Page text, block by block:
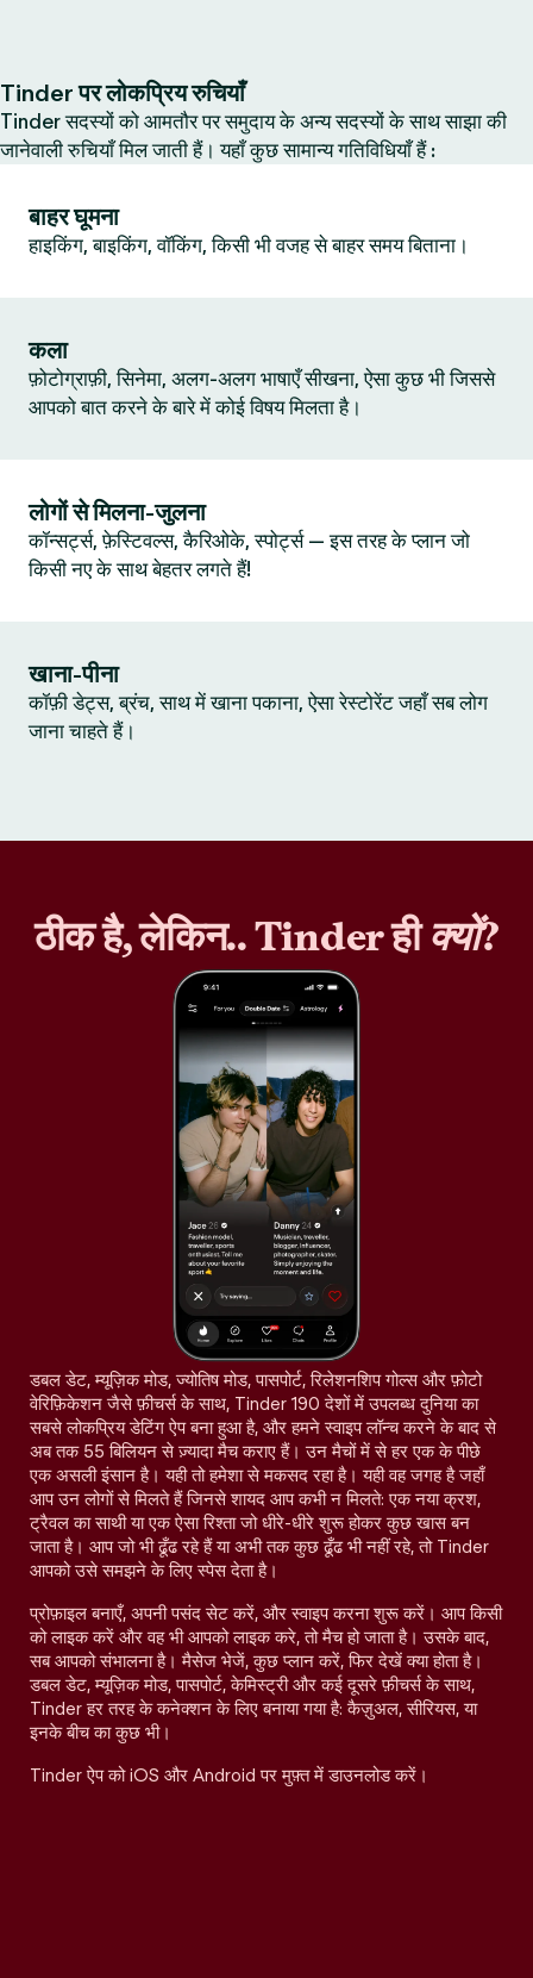
Tinder पर लोकप्रिय रुचियाँ
Tinder सदस्यों को आमतौर पर समुदाय के अन्य सदस्यों के साथ साझा की
जानेवाली रुचियाँ मिल जाती हैं। यहाँ कुछ सामान्य गतिविधियाँ हैं :
बाहर घूमना
हाइकिंग, बाइकिंग, वॉकिंग, किसी भी वजह से बाहर समय बिताना।
कला
फ़ोटोग्राफ़ी, सिनेमा, अलग-अलग भाषाएँ सीखना, ऐसा कुछ भी जिससे
आपको बात करने के बारे में कोई विषय मिलता है।
लोगों से मिलना-जुलना
कॉन्सर्ट्स, फ़ेस्टिवल्स, कैरिओके, स्पोर्ट्स — इस तरह के प्लान जो
किसी नए के साथ बेहतर लगते हैं!
खाना-पीना
कॉफ़ी डेट्स, ब्रंच, साथ में खाना पकाना, ऐसा रेस्टोरेंट जहाँ सब लोग
जाना चाहते हैं।
ठीक है, लेकिन.. Tinder हीक्यों?
डबल डेट, म्यूज़िक मोड, ज्योतिष मोड, पासपोर्ट, रिलेशनशिप गोल्स और फ़ोटो
वेरिफ़िकेशन जैसे फ़ीचर्स के साथ, Tinder 190 देशों में उपलब्ध दुनिया का
सबसे लोकप्रिय डेटिंग ऐप बना हुआ है, और हमने स्वाइप लॉन्च करने के बाद से
अब तक 55 बिलियन से ज़्यादा मैच कराए हैं। उन मैचों में से हर एक के पीछे
एक असली इंसान है। यही तो हमेशा से मकसद रहा है। यही वह जगह है जहाँ
आप उन लोगों से मिलते हैं जिनसे शायद आप कभी न मिलते: एक नया क्रश,
ट्रैवल का साथी या एक ऐसा रिश्ता जो धीरे-धीरे शुरू होकर कुछ खास बन
जाता है। आप जो भी ढूँढ रहे हैं या अभी तक कुछ ढूँढ भी नहीं रहे, तो Tinder
आपको उसे समझने के लिए स्पेस देता है।
प्रोफ़ाइल बनाएँ, अपनी पसंद सेट करें, और स्वाइप करना शुरू करें। आप किसी
को लाइक करें और वह भी आपको लाइक करे, तो मैच हो जाता है। उसके बाद,
सब आपको संभालना है। मैसेज भेजें, कुछ प्लान करें, फिर देखें क्या होता है।
डबल डेट, म्यूज़िक मोड, पासपोर्ट, केमिस्ट्री और कई दूसरे फ़ीचर्स के साथ,
Tinder हर तरह के कनेक्शन के लिए बनाया गया है: कैज़ुअल, सीरियस, या
इनके बीच का कुछ भी।
Tinder ऐप को iOS और Android पर मुफ़्त में डाउनलोड करें।